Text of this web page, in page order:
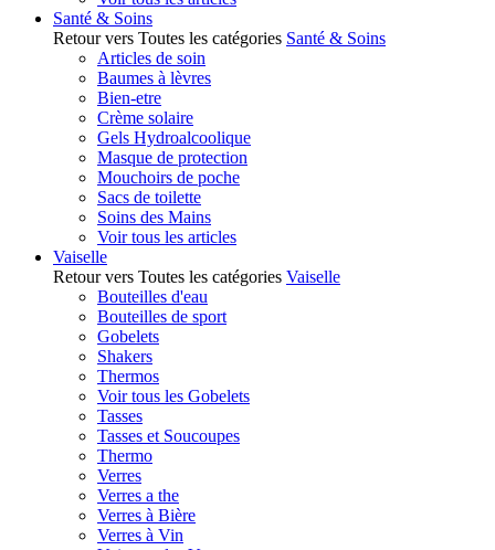
Santé & Soins
Retour vers Toutes les catégories Santé & Soins
Articles de soin
Baumes à lèvres
Bien-etre
Crème solaire
Gels Hydroalcoolique
Masque de protection
Mouchoirs de poche
Sacs de toilette
Soins des Mains
Voir tous les articles
Vaiselle
Retour vers Toutes les catégories Vaiselle
Bouteilles d'eau
Bouteilles de sport
Gobelets
Shakers
Thermos
Voir tous les Gobelets
Tasses
Tasses et Soucoupes
Thermo
Verres
Verres a the
Verres à Bière
Verres à Vin